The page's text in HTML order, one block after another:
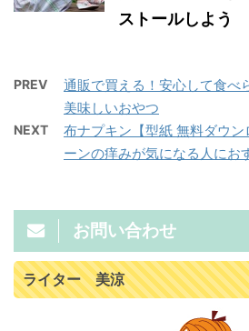
ストールしよう
PREV
通販で買える！安心して食べ
美味しいおやつ
NEXT
布ナプキン【型紙 無料ダウ
ーンの痒みが気になる人にお
お問い合わせ
ライター 美涼